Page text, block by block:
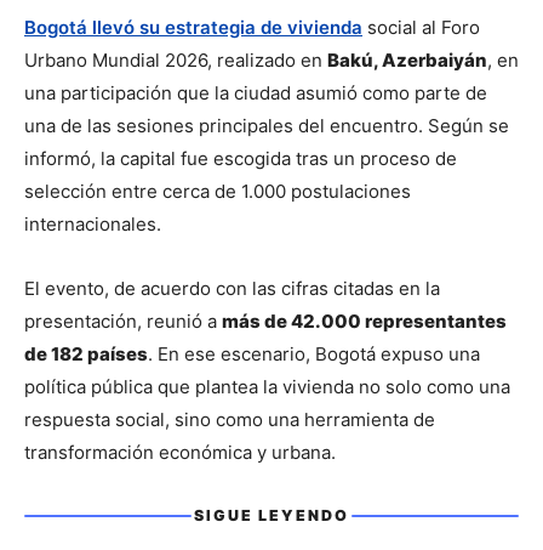
Bogotá llevó su estrategia de vivienda social al Foro
Urbano Mundial 2026, realizado en Bakú, Azerbaiyán, en
una participación que la ciudad asumió como parte de
una de las sesiones principales del encuentro. Según se
informó, la capital fue escogida tras un proceso de
selección entre cerca de 1.000 postulaciones
internacionales.
El evento, de acuerdo con las cifras citadas en la
presentación, reunió a más de 42.000 representantes
de 182 países. En ese escenario, Bogotá expuso una
política pública que plantea la vivienda no solo como una
respuesta social, sino como una herramienta de
transformación económica y urbana.
SIGUE LEYENDO
Sigue leyendo